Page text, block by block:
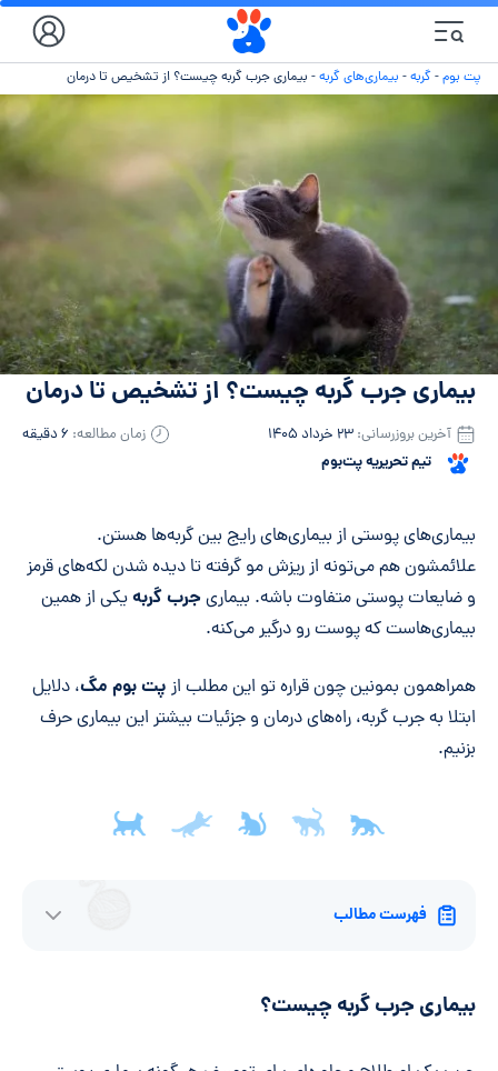
پت بوم-گربه- بیماری‌های گربه- بیماری جرب گربه چیست؟ از تشخیص تا درمان
بیماری جرب گربه چیست؟ از تشخیص تا درمان
تیم تحریریه پت‌بوم
آخرین بروزرسانی: ۲۳ خرداد ۱۴۰۵ زمان مطالعه: ۶ دقیقه
خلاصه مقاله
بیماری‌های پوستی از بیماری‌های رایج بین گربه‌ها هستن.
علائمشون هم می‌تونه از ریزش مو گرفته تا دیده شدن لکه‌های قرمز
و ضایعات پوستی متفاوت باشه. بیماری جرب گربهیکی از همین
بیماری‌هاست که پوست رو درگیر می‌کنه.
همراهمون بمونین چون قراره تو این مطلب از پت بوم مگ، دلایل
ابتلا به جرب گربه، راه‌های درمان و جزئیات بیشتر این بیماری حرف
بزنیم.
فهرست مطالب
بیماری جرب گربه چیست؟